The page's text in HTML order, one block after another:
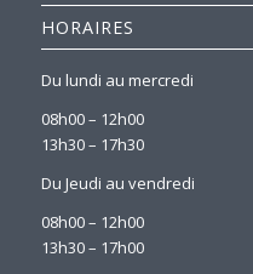
HORAIRES
Du lundi au mercredi
08h00 – 12h00
13h30 – 17h30
Du Jeudi au vendredi
08h00 – 12h00
13h30 – 17h00